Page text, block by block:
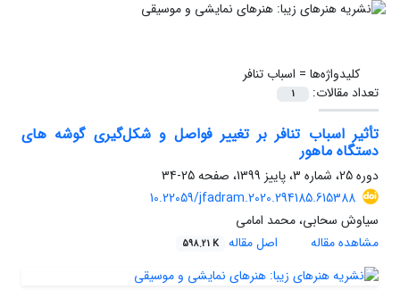
کلیدواژه‌ها = اسباب تنافر
تعداد مقالات:
1
تأثیر اسباب تنافر بر تغییر فواصل و شکل‌گیری گوشه های
دستگاه ماهور
دوره 25، شماره 3، پاییز 1399، صفحه
25-34
10.22059/jfadram.2020.294185.615388
سیاوش سحابی، محمد امامی
مشاهده مقاله
اصل مقاله 598.21 K